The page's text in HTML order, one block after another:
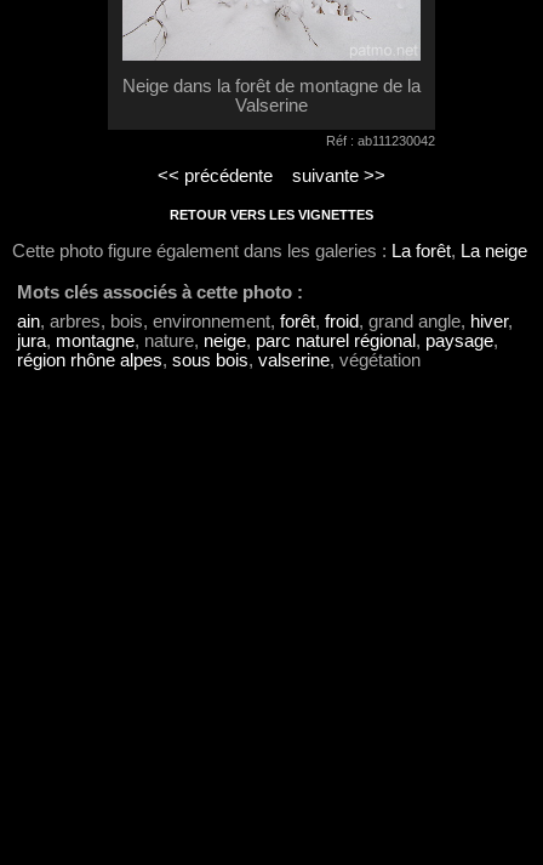
Neige dans la forêt de montagne de la
Valserine
Réf : ab111230042
<< précédente suivante >>
RETOUR VERS LES VIGNETTES
Cette photo figure également dans les galeries : La forêt, La neige
Mots clés associés à cette photo :
ain, arbres, bois, environnement, forêt, froid, grand angle, hiver,
jura, montagne, nature, neige, parc naturel régional, paysage,
région rhône alpes, sous bois, valserine, végétation